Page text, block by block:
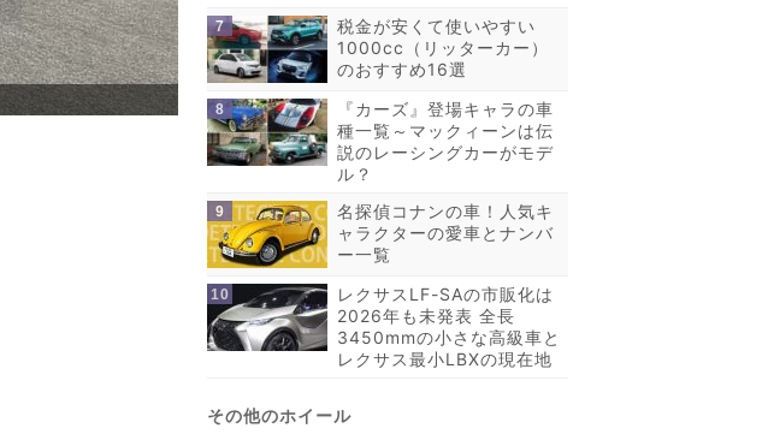
税金が安くて使いやすい
1000cc（リッターカー）
のおすすめ16選
『カーズ』登場キャラの車
種一覧～マックィーンは伝
説のレーシングカーがモデ
ル？
名探偵コナンの車！人気キ
ャラクターの愛車とナンバ
ー一覧
レクサスLF-SAの市販化は
2026年も未発表 全長
3450mmの小さな高級車と
レクサス最小LBXの現在地